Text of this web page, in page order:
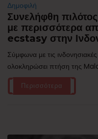
Δημοφιλή
Συνελήφθη
με περισσότερα
ecstasy στην
Σύμφωνα με τις
ολοκληρώσει πτήση της
Περισσότερα